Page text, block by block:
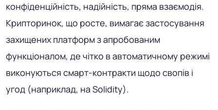
конфіденційність, надійність, пряма взаємодія.
Крипторинок, що росте, вимагає застосування
захищених платформ з апробованим
функціоналом, де чітко в автоматичному режимі
виконуються смарт-контракти щодо свопів і
угод (наприклад, на Solidity).